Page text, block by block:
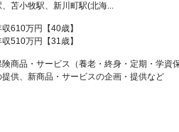
、苫小牧駅、新川町駅(北海...
収610万円【40歳】
収510万円【31歳】
険商品・サービス（養老・終身・定期・学資
提供、新商品・サービスの企画・提供など